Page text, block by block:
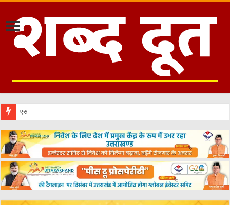
एस आई आर नोटिस से घबराने की जरूरत नहीं,